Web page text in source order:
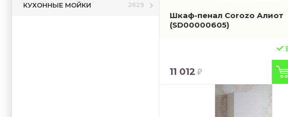
КУХОННЫЕ МОЙКИ 2629
Шкаф-пенал Corozo Алиот
(SD00000605)
11 012